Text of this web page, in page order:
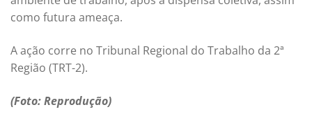
como futura ameaça.
A ação corre no Tribunal Regional do Trabalho da 2ª
Região (TRT-2).
(Foto: Reprodução)